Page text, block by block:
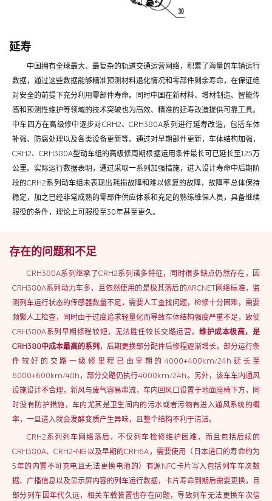
延寿
中国拥有全球最大、最复杂的轨道交通运营网络，积累了海量的车辆运行
数据，通过这些数据能够精准预测材料退化情况和零部件剩余寿命，在保证绝
对安全的前提下充分利用零部件寿命。同时中国在新材料、增材制造、智能传
感和预测性维护等领域的技术突破也为高效、精准的延寿改造提供可靠工具。
中车四方在高级修中逐步对CRH2、CRH380A系列进行延寿改造，包括车体
补强、防腐处理以及各类设备更新等。通过对早期部件更新，车体结构加强，
CRH2、CRH380A型动车组的高级修周期根据运用条件最长可已延长至125万
公里。实际运行数据表明，通过采取一系列加强措施，进入设计寿命中后期阶
段的CRH2系列动车组未表现出耗损故障和难以修复的故障，故障率总体保持
稳定，加之已经非常成熟的零部件供应体系和充足的熟练维保人员，具备继续
服役的条件，理论上可服役至30年甚至更久。
存在的问题和不足
CRH380A系列继承了CRH2系列诸多特征，同时很多缺点仍然存在，因
CRH380A系列动力车多，且依然使用的是极其落后的ARCNET网络标准，监
测列车运行状态的传感器数量不足，需要人工查找问题，检修十分困难，需要
频繁人工检查，同时由于过度追求轻量化而导致车体结构强度严重不足，致使
CRH380A系列早期修程较短，无法胜任较长交路运营， 维护成本极高，是
CRH380中成本最高的系列 ，后期更换部分配件后修程逐渐增长，部分运行条
件较好的交路一级修里程已由早期的4000+400km/24h延长至
6000+600km/48h，部分交路仍执行4000km/24h。另外，该车车内通风
设施设计不合理，新风与废气容易串流，车内回风口设置于地面座椅下方，同
时没有防护措施，车内尤其是卫生间内的污水或者污物有进入通风系统的概
率，一旦进入就会发酵变质产生异味，且整个结构不利于清洁。
CRH2系列列车网络落后，不仅列车检修维护困难，而且包括后续的
CRH380A、CRH2-NG以及早期的CRH6A，需要使用（日本进口的寿命约为
5年的内置不可充电且无法更换电池的）有源NFC卡片写入包括列车车次数
据、广播信息以及显示屏内容的列车运行数据，卡片寿命到期后需要更换，且
部分列车因年代久远，相关车载装置也存在问题，导致列车无法更换车次信